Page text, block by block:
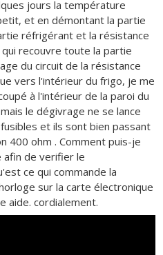
jours la température
et en démontant la partie
réfrigérant et la résistance
recouvre toute la partie
du circuit de la résistance
vers l'intérieur du frigo, je me
à l'intérieur de la paroi du
le dégivrage ne se lance
et ils sont bien passant
400 ohm . Comment puis-je
de verifier le
ce qui commande la
sur la carte électronique
aide. cordialement.